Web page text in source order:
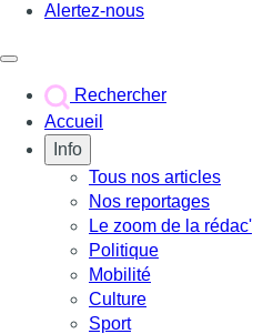
Alertez-nous
Rechercher
Accueil
Info
Tous nos articles
Nos reportages
Le zoom de la rédac'
Politique
Mobilité
Culture
Sport